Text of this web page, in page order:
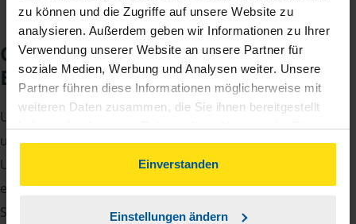
zu können und die Zugriffe auf unsere Website zu
analysieren. Außerdem geben wir Informationen zu Ihrer
Verwendung unserer Website an unsere Partner für
soziale Medien, Werbung und Analysen weiter. Unsere
Partner führen diese Informationen möglicherweise mit
weiteren Daten zusammen, die Sie ihnen bereitgestellt
haben oder die sie im Rahmen Ihrer Nutzung der Dienste
gesammelt haben. Indem Sie auf Einverstanden klicken,
können Sie der Verwendung von Cookies, gemäß
unserer➔ Datenschutzrichtliniezustimmen.
Einverstanden
Einstellungen ändern
Checkliste für Ihr
Beratungsgespräch
Um Ihre Steuererklärung erstellen zu können, benötigen
unsere Beraterinnen und Berater eine Reihe von
Unterlagen von Ihnen. Dazu gehört beispielsweise die
elektronische Lohnsteuerbescheinigung, Ihre
Steueridentifikationsnummer, der Rentenbescheid oder